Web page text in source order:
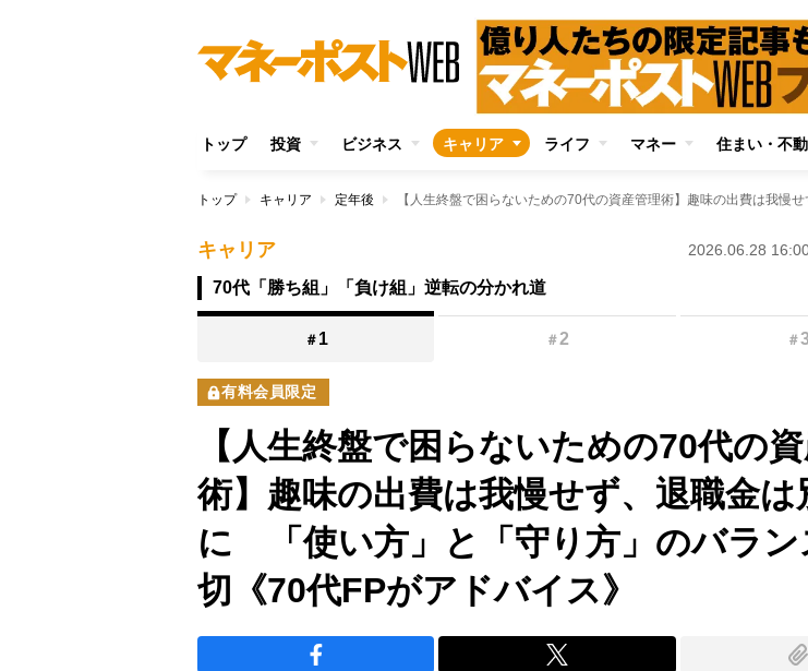
トップ 投資 ビジネス キャリア ライフ マネー 住まい・不
トップ キャリア 定年後
キャリア 2026.06.28
70代「勝ち組」「負け組」逆転の分かれ道
＃ 1 ＃2 ＃3
有料会員限定
【人生終盤で困らないための70代の
術】趣味の出費は我慢せず、退職金は
に 「使い方」と「守り方」のバラン
切《70代FPがアドバイス》